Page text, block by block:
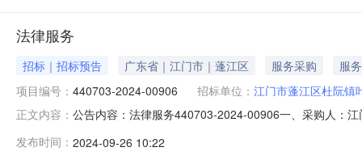
法律服务
招标｜招标预告 广东省｜江门市｜蓬江区 服务采购
服务
项目编号： 440703-2024-00906 招标单位： 江门市蓬江区杜阮镇
正文内容： 公告内容：法律服务440703-2024-00906一、采购人：
年09月26日
发布时间： 2024-09-26 10:22